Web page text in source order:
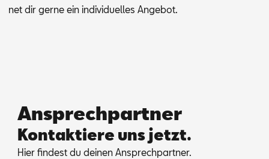
net dir ger­ne ein in­di­vi­du­el­les An­ge­bot.
Ansprechpartner
Kontaktiere uns jetzt.
Hier fin­dest du dei­nen An­sprech­part­ner.